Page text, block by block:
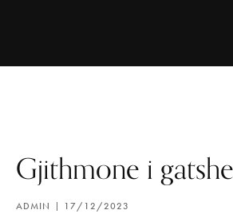
Gjithmone i
ADMIN 17/12/2023